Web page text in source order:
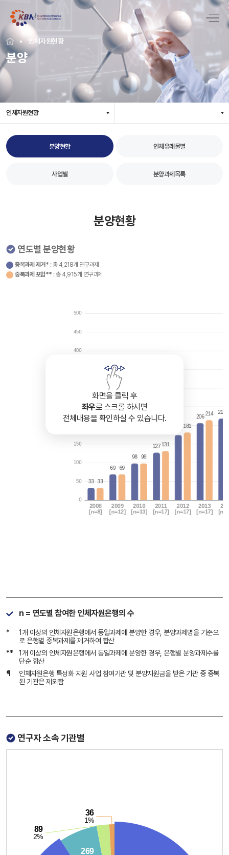
인체자원현황
분양
인체자원현황
분양현황 인체유래물별
사업별 분양과제목록
분양현황
연도별 분양현황
중복과제 제거* : 총 4,218개 연구과제
중복과제 포함** : 총 4,915개 연구과제
화면을 클릭 후
좌우로 스크롤 하시면
전체내용을 확인하실 수 있습니다.
n = 연도별 참여한 인체자원은행의 수
*
1개 이상의 인체자원은행에서 동일과제에 분양한 경우, 분양과제명을 기준으
로 은행별 중복과제를 제거하여 합산
**
1개 이상의 인체자원은행에서 동일과제에 분양한 경우, 은행별 분양과제수를
단순 합산
¶
인체자원은행 특성화 지원 사업 참여기관 및 분양지원금을 받은 기관 중 중복
된 기관은 제외함
연구자 소속 기관별